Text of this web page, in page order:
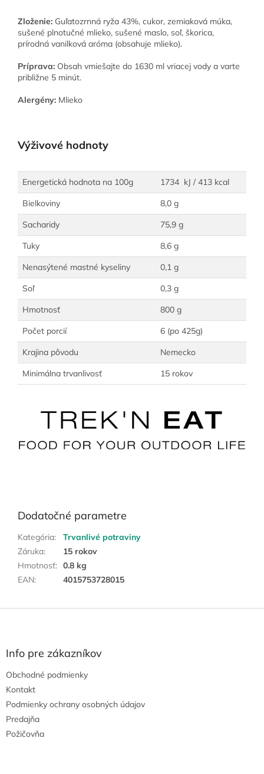
Zloženie: Guľatozrnná ryža 43%, cukor, zemiaková múka,
sušené plnotučné mlieko, sušené maslo, soľ, škorica,
prírodná vanilková aróma (obsahuje mlieko).
Príprava: Obsah vmiešajte do 1630 ml vriacej vody a varte
približne 5 minút.
Alergény: Mlieko
Výživové hodnoty
Energetická hodnota na 100g
1734 kJ / 413 kcal
Bielkoviny
8,0 g
Sacharidy
75,9 g
Tuky
8,6 g
Nenasýtené mastné kyseliny
0,1 g
Soľ
0,3 g
Hmotnosť
800 g
Počet porcií
6 (po 425g)
Krajina pôvodu
Nemecko
Minimálna trvanlivosť
15 rokov
Dodatočné parametre
Kategória:
Trvanlivé potraviny
Záruka:
15 rokov
Hmotnosť: 0.8 kg
EAN: 4015753728015
Z
Info pre zákazníkov
Obchodné podmienky
Kontakt
Podmienky ochrany osobných údajov
Predajňa
Požičovňa